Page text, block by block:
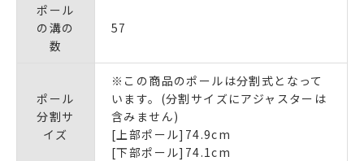
ポール
の溝の
数
57
ポール
分割サ
イズ
※この商品のポールは分割式となって
います。(分割サイズにアジャスターは
含みません)
[上部ポール]74.9cm
[下部ポール]74.1cm